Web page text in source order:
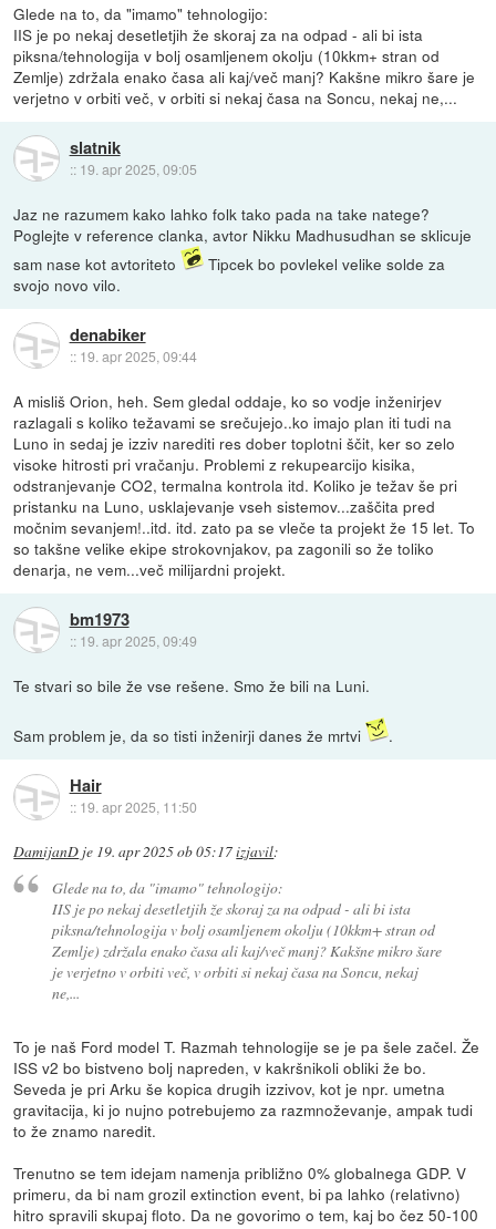
Glede na to, da "imamo" tehnologijo:
IIS je po nekaj desetletjih že skoraj za na odpad - ali bi ista
piksna/tehnologija v bolj osamljenem okolju (10kkm+ stran od
Zemlje) zdržala enako časa ali kaj/več manj? Kakšne mikro šare je
verjetno v orbiti več, v orbiti si nekaj časa na Soncu, nekaj ne,...
slatnik
:: 19. apr 2025, 09:05
Jaz ne razumem kako lahko folk tako pada na take natege?
Poglejte v reference clanka, avtor Nikku Madhusudhan se sklicuje
sam nase kot avtoriteto
Tipcek bo povlekel velike solde za
svojo novo vilo.
denabiker
:: 19. apr 2025, 09:44
A misliš Orion, heh. Sem gledal oddaje, ko so vodje inženirjev
razlagali s koliko težavami se srečujejo..ko imajo plan iti tudi na
Luno in sedaj je izziv narediti res dober toplotni ščit, ker so zelo
visoke hitrosti pri vračanju. Problemi z rekupearcijo kisika,
odstranjevanje CO2, termalna kontrola itd. Koliko je težav še pri
pristanku na Luno, usklajevanje vseh sistemov...zaščita pred
močnim sevanjem!..itd. itd. zato pa se vleče ta projekt že 15 let. To
so takšne velike ekipe strokovnjakov, pa zagonili so že toliko
denarja, ne vem...več milijardni projekt.
bm1973
:: 19. apr 2025, 09:49
Te stvari so bile že vse rešene. Smo že bili na Luni.
Sam problem je, da so tisti inženirji danes že mrtvi .
Hair
:: 19. apr 2025, 11:50
DamijanD je 19. apr 2025 ob 05:17izjavil:
Glede na to, da "imamo" tehnologijo:
IIS je po nekaj desetletjih že skoraj za na odpad - ali bi ista
piksna/tehnologija v bolj osamljenem okolju (10kkm+ stran od
Zemlje) zdržala enako časa ali kaj/več manj? Kakšne mikro šare
je verjetno v orbiti več, v orbiti si nekaj časa na Soncu, nekaj
ne,...
To je naš Ford model T. Razmah tehnologije se je pa šele začel. Že
ISS v2 bo bistveno bolj napreden, v kakršnikoli obliki že bo.
Seveda je pri Arku še kopica drugih izzivov, kot je npr. umetna
gravitacija, ki jo nujno potrebujemo za razmnoževanje, ampak tudi
to že znamo naredit.
Trenutno se tem idejam namenja približno 0% globalnega GDP. V
primeru, da bi nam grozil extinction event, bi pa lahko (relativno)
hitro spravili skupaj floto. Da ne govorimo o tem, kaj bo čez 50-100